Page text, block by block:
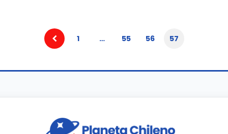
1 … 55 56 57